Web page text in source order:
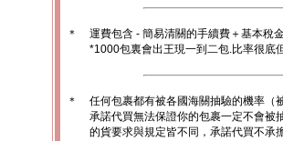
＊
運費包含 - 簡易清關的手續費＋基本稅
*1000包裏會出王現一到二包.比率很底
＊
任何包裹都有被各國海關抽驗的機率（
承諾代買無法保證你的包裹一定不會被
的貨要求與規定皆不同，承諾代買不承